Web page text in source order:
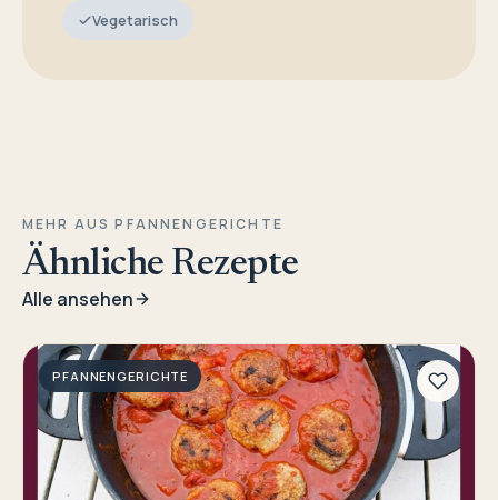
Vegetarisch
MEHR AUS PFANNENGERICHTE
Ähnliche Rezepte
Alle ansehen
PFANNENGERICHTE